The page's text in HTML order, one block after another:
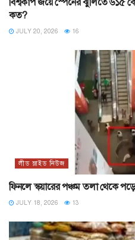
বিশ্বকাপ জয়ে স্পেনের ঝুলিতে ৬১৫
কত?
JULY 20, 2026 16
লীড স্লাইড নিউজ
ফিনলে স্কয়ারের পঞ্চম তলা থেকে
JULY 18, 2026 13